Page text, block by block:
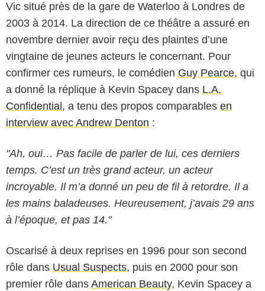
Vic situé près de la gare de Waterloo à Londres de
2003 à 2014. La direction de ce théâtre a assuré en
novembre dernier avoir reçu des plaintes d’une
vingtaine de jeunes acteurs le concernant. Pour
confirmer ces rumeurs, le comédien Guy Pearce, qui
a donné la réplique à Kevin Spacey dans L.A.
Confidential , a tenu des propos comparables en
interview avec Andrew Denton :
"Ah, oui… Pas facile de parler de lui, ces derniers
temps. C’est un très grand acteur, un acteur
incroyable. Il m’a donné un peu de fil à retordre. Il a
les mains baladeuses. Heureusement, j’avais 29 ans
à l’époque, et pas 14."
Oscarisé à deux reprises en 1996 pour son second
rôle dans Usual Suspects, puis en 2000 pour son
premier rôle dans American Beauty, Kevin Spacey a